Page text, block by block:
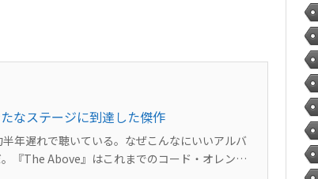
なステージに到達した傑作
年遅れで聴いている。なぜこんなにいいアルバ
『The Above』はこれまでのコード・オレンジ